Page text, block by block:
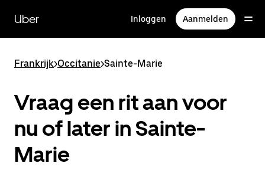
naar
hoofdinhoud
Uber Inloggen Aanmelden
Frankrijk>Occitanie>Sainte-Marie
Vraag een rit aan voor
nu of later in Sainte-
Marie